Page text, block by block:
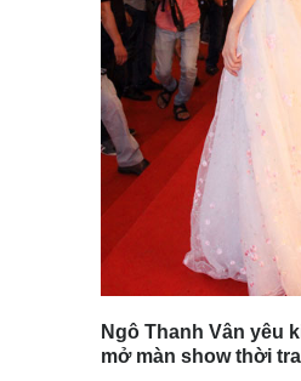
Ngô Thanh Vân yêu
mở màn show thời